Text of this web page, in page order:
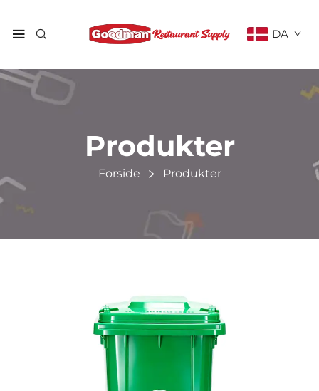
DA
Produkter
Forside Produkter